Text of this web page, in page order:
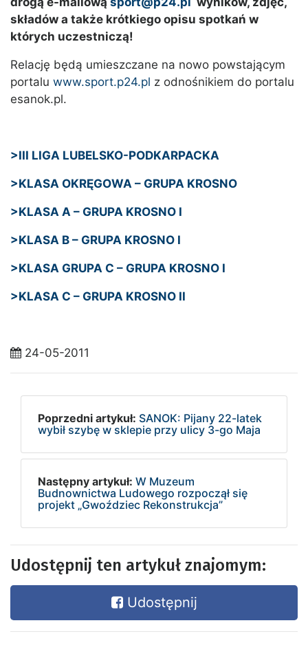
składów a także krótkiego opisu spotkań w
których uczestniczą!
Relację będą umieszczane na nowo powstającym
portalu www.sport.p24.pl z odnośnikiem do portalu
esanok.pl.
>III LIGA LUBELSKO-PODKARPACKA
>KLASA OKRĘGOWA – GRUPA KROSNO
>KLASA A – GRUPA KROSNO I
>KLASA B – GRUPA KROSNO I
>KLASA GRUPA C – GRUPA KROSNO I
>KLASA C – GRUPA KROSNO II
24-05-2011
Poprzedni artykuł: SANOK: Pijany 22-latek
wybił szybę w sklepie przy ulicy 3-go Maja
Następny artykuł: W Muzeum
Budnownictwa Ludowego rozpoczął się
projekt „Gwoździec Rekonstrukcja”
Udostępnij ten artykuł znajomym:
Udostępnij